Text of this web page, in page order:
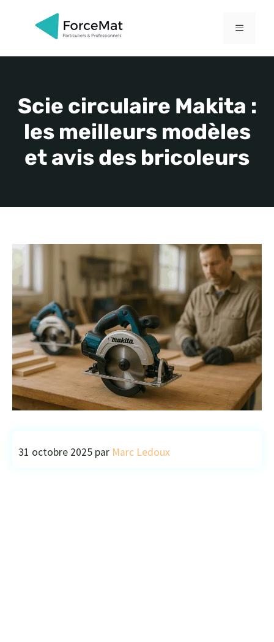
MENU
Scie circulaire Makita :
les meilleurs modèles
et avis des bricoleurs
31 octobre 2025 par Marc Ledoux